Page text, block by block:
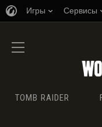
Игры Сервисы
TOMB RAIDER